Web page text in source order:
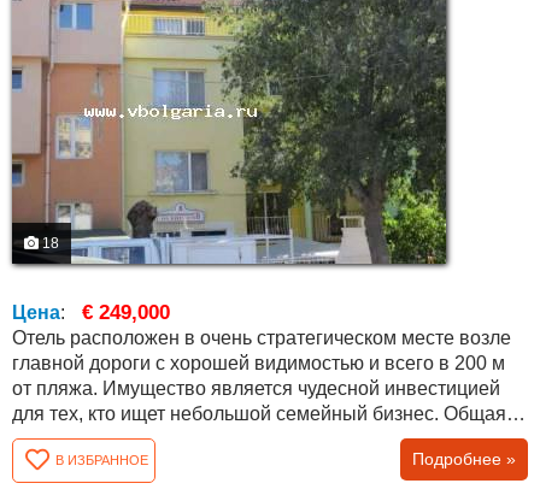
18
Цена: € 249,000
Отель расположен в очень стратегическом месте возле
главной дороги с хорошей видимостью и всего в 200 м
от пляжа. Имущество является чудесной инвестицией
для тех, кто ищет небольшой семейный бизнес. Общая
жилая площадь: 400 кв. м. Вместимость: 10 номеров; 25
гостей. На первом этаже есть возможность для бистро
или кофе. Этот отель - прекрасная инвестиция из-за
В ИЗБРАННОЕ Подробнее »